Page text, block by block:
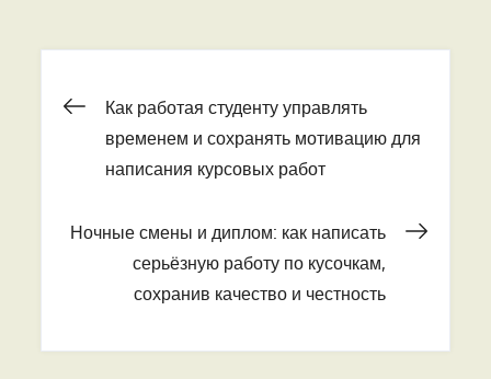
Навигация
по
записям
Как работая студенту управлять
временем и сохранять мотивацию для
написания курсовых работ
Ночные смены и диплом: как написать
серьёзную работу по кусочкам,
сохранив качество и честность